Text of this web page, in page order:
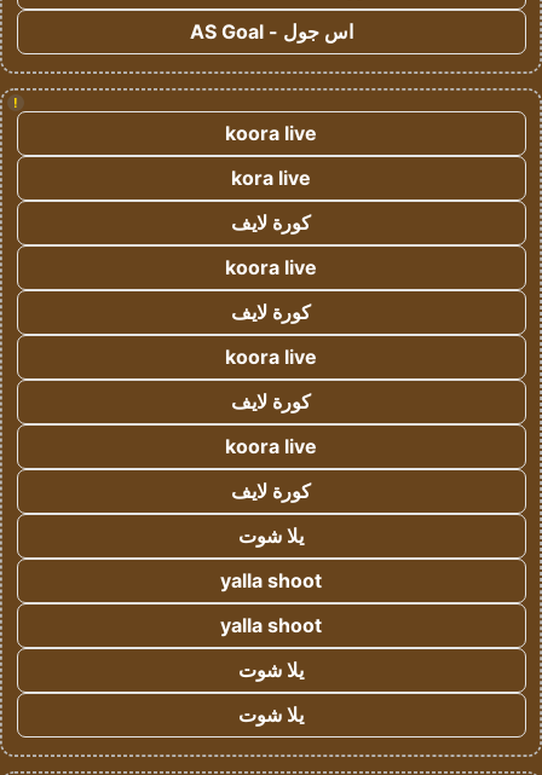
اس جول - AS Goal
!
koora live
kora live
كورة لايف
koora live
كورة لايف
koora live
كورة لايف
koora live
كورة لايف
يلا شوت
yalla shoot
yalla shoot
يلا شوت
يلا شوت